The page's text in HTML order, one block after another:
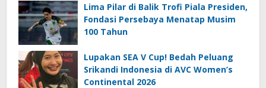
Lima Pilar di Balik Trofi Piala Presiden,
Fondasi Persebaya Menatap Musim
100 Tahun
Lupakan SEA V Cup! Bedah Peluang
Srikandi Indonesia di AVC Women’s
Continental 2026